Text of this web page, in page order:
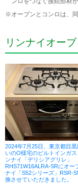
※オーブンとコンロは、
リンナイオー
2024年7月25日、東京都目黒
いのO様宅のビルトインガス
ンナイ「デリシアグリレ」
RHS71W16ALRA-SRにオー
ナイ「S52シリーズ」RSR-
換させていただきました。